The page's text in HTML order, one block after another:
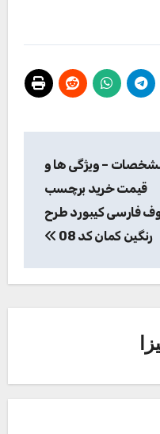
– ویژگی ها و
قیمت خرید برچسب
فارسی کیبورد طرح
رنگین کمان کد 08